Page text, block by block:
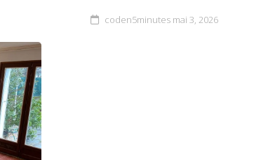
coden5minutes mai 3, 2026